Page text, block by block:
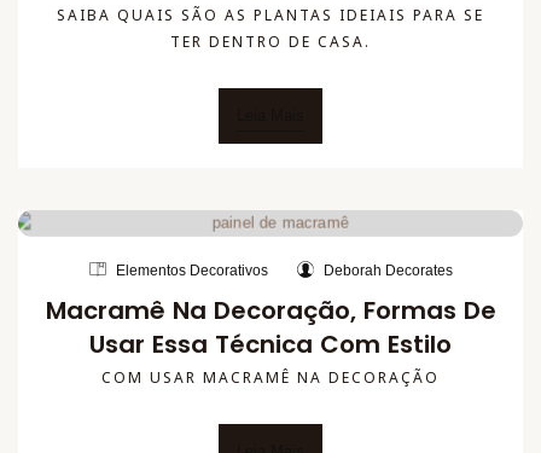
SAIBA QUAIS SÃO AS PLANTAS IDEIAIS PARA SE
TER DENTRO DE CASA.
Elementos Decorativos Deborah Decorates
Macramê Na Decoração, Formas De
Usar Essa Técnica Com Estilo
COM USAR MACRAMÊ NA DECORAÇÃO